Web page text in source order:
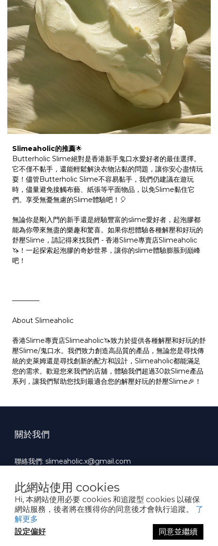
此網站使用 cookies
Hi, 本網站使用必要 cookies 和追蹤型 cookies 以確保
網站服務，後者將在獲得你的同意後才會執行追蹤。 了
解更多
設定偏好
同意並繼續
Slimeaholic的推薦🌟
Butterholic Slime絕對是香港新手鬼口水愛好者的最佳選擇。
它不僅不黏手，還能輕鬆解決衣物沾黏的問題，讓你安心盡情玩
耍！儘管Butterholic Slime不容易黏手，我們仍建議在遊玩
時，儘量避免接觸布藝、紙張等平面物品，以免Slime黏住它
們。享受無憂無慮的Slime體驗吧！🎈
無論你是剛入門的新手還是經驗豐富的slime愛好者，起泡膠都
能為你帶來無盡的樂趣和驚喜。如果你想體驗各種解壓和好玩的
舒壓Slime，請記得來找我們 - 香港Slime專賣店Slimeaholic
🦄️！一起探索起泡膠的奇妙世界，讓你的slime體驗膨脹到巔峰
吧！
————
About Slimeaholic
香港Slime專賣店Slimeaholic🦄️致力於提供各種解壓和好玩的舒
壓Slime/鬼口水。我們致力創造高品質的產品，無論您是尋找傳
統的史萊姆還是尋找創新的配方和設計，Slimeaholic都能滿足
您的需求。歡迎您來我們的店舖，體驗我們超過30款Slime產品
系列，讓我們幫助您找到最適合您的解壓好玩的舒壓Slime🎉！
關於我們
聯絡我們: slimeaholic.x@gmail.com
服務時間 : 10:00 AM ~ 19:00 PM（Mon-Fri）
$ HKD